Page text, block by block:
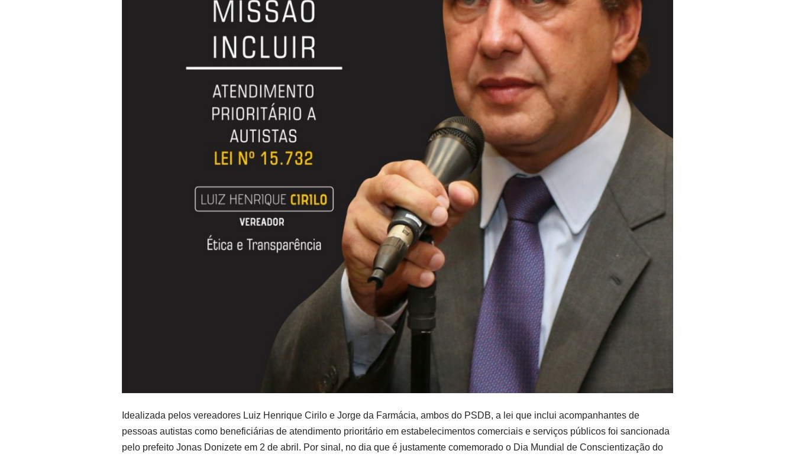
Idealizada pelos vereadores Luiz Henrique Cirilo e Jorge da Farmácia, ambos do PSDB, a lei que inclui acompanhantes de
pessoas autistas como beneficiárias de atendimento prioritário em estabelecimentos comerciais e serviços públicos foi sancionada
pelo prefeito Jonas Donizete em 2 de abril. Por sinal, no dia que é justamente comemorado o Dia Mundial de Conscientização do